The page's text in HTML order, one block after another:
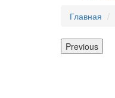
Главная
Previous